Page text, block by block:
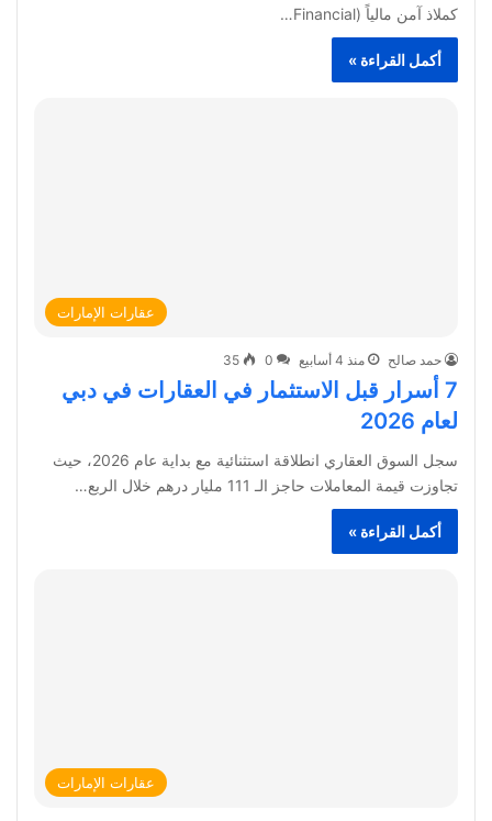
كملاذ آمن مالياً (Financial…
أكمل القراءة »
عقارات الإمارات
حمد صالح منذ 4 أسابيع 0
35
7 أسرار قبل الاستثمار في العقارات في دبي
لعام 2026
سجل السوق العقاري انطلاقة استثنائية مع بداية عام 2026، حيث
تجاوزت قيمة المعاملات حاجز الـ 111 مليار درهم خلال الربع…
أكمل القراءة »
عقارات الإمارات